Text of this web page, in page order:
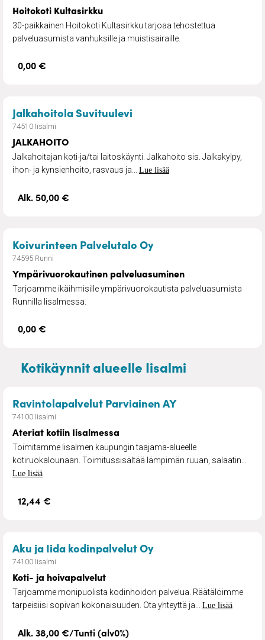
Hoitokoti Kultasirkku
30-paikkainen Hoitokoti Kultasirkku tarjoaa tehostettua
palveluasumista vanhuksille ja muistisairaille.
0,00 €
Jalkahoitola Suvituulevi
74510 Iisalmi
JALKAHOITO
Jalkahoitajan koti-ja/tai laitoskäynti. Jalkahoito sis. Jalkakylpy,
ihon- ja kynsienhoito, rasvaus ja... Lue lisää
Alk. 50,00 €
Koivurinteen Palvelutalo Oy–
74595 Runni
Ympärivuorokautinen palveluasuminen
Tarjoamme ikäihmisille ympärivuorokautista palveluasumista
Runnilla Iisalmessa.
0,00 €
Kotikäynnit alueelle Iisalmi
Ravintolapalvelut Parviainen AY– Ateriat kotiin
74100 Iisalmi
Ateriat kotiin Iisalmessa
Toimitamme Iisalmen kaupungin taajama-alueelle
kotiruokalounaan. Toimitussisältää lämpimän ruuan, salaatin...
Lue lisää
12,44 €
Aku ja Iida kodinpalvelut Oy– Koti- ja
74100 Iisalmi
Koti- ja hoivapalvelut
Tarjoamme monipuolista kodinhoidon palvelua. Räätälöimme
tarpeisiisi sopivan kokonaisuuden. Ota yhteyttä ja... Lue lisää
Alk. 38,00 €/Tunti (alv0%)